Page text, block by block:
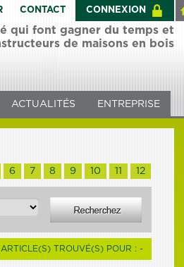
CONTACT CONNEXION
qui font gagner du temps et
de maisons en bois
ACTUALITÉS ENTREPRISE
6 7 8 9 10 11 12
TROUVÉ(S) POUR : -